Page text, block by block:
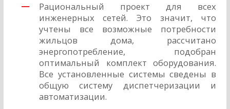
Рациональный проект для всех
инженерных сетей. Это значит, что
учтены все возможные потребности
жильцов дома, рассчитано
энергопотребление, подобран
оптимальный комплект оборудования.
Все установленные системы сведены в
общую систему диспетчеризации и
автоматизации.